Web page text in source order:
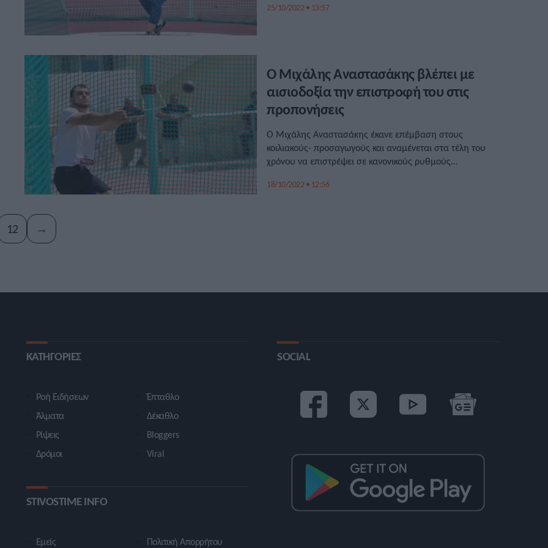
25/10/2022 • 13:57
Ο Μιχάλης Αναστασάκης βλέπει με
αισιοδοξία την επιστροφή του στις
προπονήσεις
Ο Μιχάλης Αναστασάκης έκανε επέμβαση στους
κοιλιακούς- προσαγωγούς και αναμένεται στα τέλη του
χρόνου να επιστρέψει σε κανονικούς ρυθμούς
18/10/2022 • 12:56
12 →
ΚΑΤΗΓΟΡΙΕΣ
Ροή Ειδήσεων
Άλματα
Ρίψεις
Δρόμοι
Έπταθλο
Δέκαθλο
Bloggers
Viral
STIVOSTIME INFO
Εμείς Πολιτική Απορρήτου
SOCIAL